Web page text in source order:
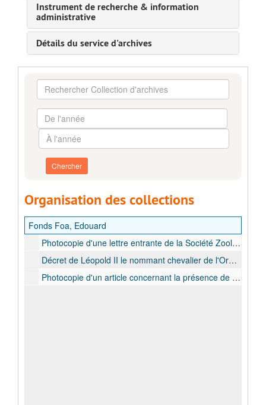
Instrument de recherche & information
administrative
Détails du service d'archives
Rechercher
Collection
d'archives
De
l'année
À
l'année
Organisation des collections
Fonds Foa, Edouard
Photocopie d'une lettre entrante de la Société Zoologique de France concernant son admission comme membre, [1894]
Décret de Léopold II le nommant chevalier de l'Ordre de la Couronne, [1898]
Photocopie d'un article concernant la présence de Edouard Foa à une séance de la Société de Géographie de Paris, raccontant sa traversée de l'Afrique centrale, s.d.